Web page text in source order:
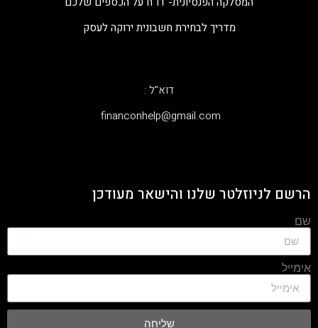
מדריך לבחירת חשבונית ירוקה לעסק
דוא"ל :
‫financonhelp@gmail.com‬
הרשם לניוזלטר שלנו והישאר מעודכן
שם
אימייל
שליחה